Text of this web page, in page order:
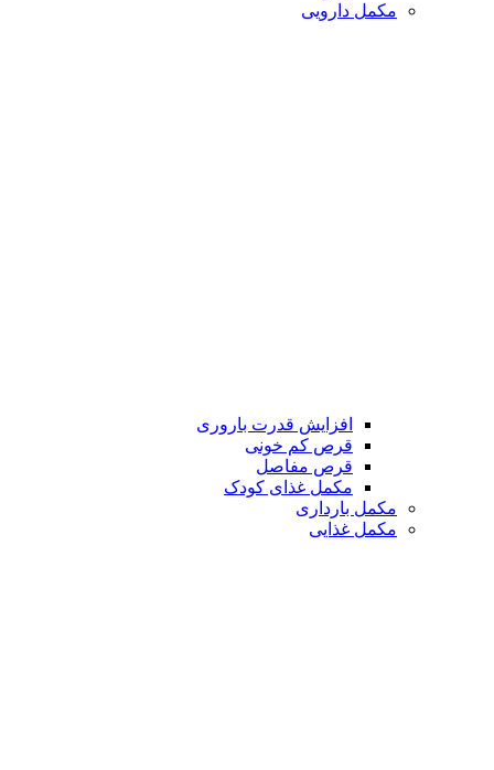
مکمل دارویی
افزایش قدرت باروری
قرص کم خونی
قرص مفاصل
مکمل غذای کودک
مکمل بارداری
مکمل غذایی